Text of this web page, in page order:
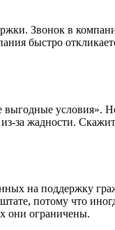
Звонок в
быстро
условия».
за жадности.
на поддержку
потому что
они ограничены.